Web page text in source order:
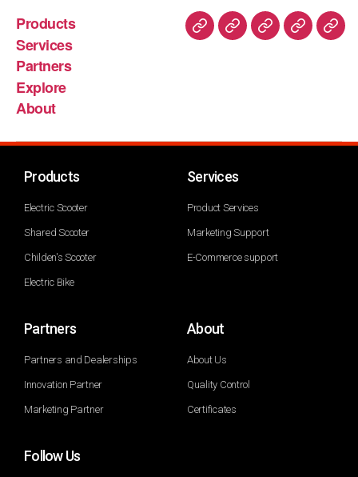
Products
Services
Partners
Explore
About
Products
Electric Scooter
Shared Scooter
Childen's Scooter
Electric Bike
Services
Product Services
Marketing Support
E-Commerce support
Partners
Partners and Dealerships
Innovation Partner
Marketing Partner
About
About Us
Quality Control
Certificates
Follow Us